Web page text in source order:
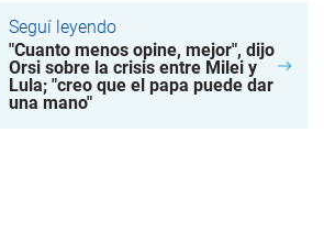
Seguí leyendo
"Cuanto menos opine, mejor", dijo
Orsi sobre la crisis entre Milei y
Lula; "creo que el papa puede dar
una mano"